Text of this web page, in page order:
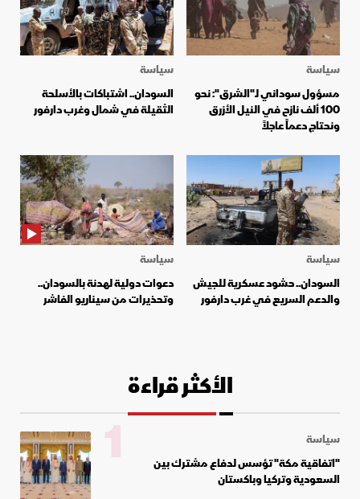
سياسة
مسؤول سوداني لـ"الشرق": نحو
100 ألف نازح في النيل الأزرق
ونحتاج دعماً عاجلاً
سياسة
السودان.. اشتباكات بالأسلحة
الثقيلة في شمال وغرب دارفور
سياسة
السودان.. حشود عسكرية للجيش
والدعم السريع في غرب دارفور
سياسة
دعوات دولية لهدنة بالسودان..
وتحذيرات من سيناريو الفاشر
الأكثر قراءة
سياسة
"اتفاقية مكة" تؤسس لدفاع مشترك بين
السعودية وتركيا وباكستان
1